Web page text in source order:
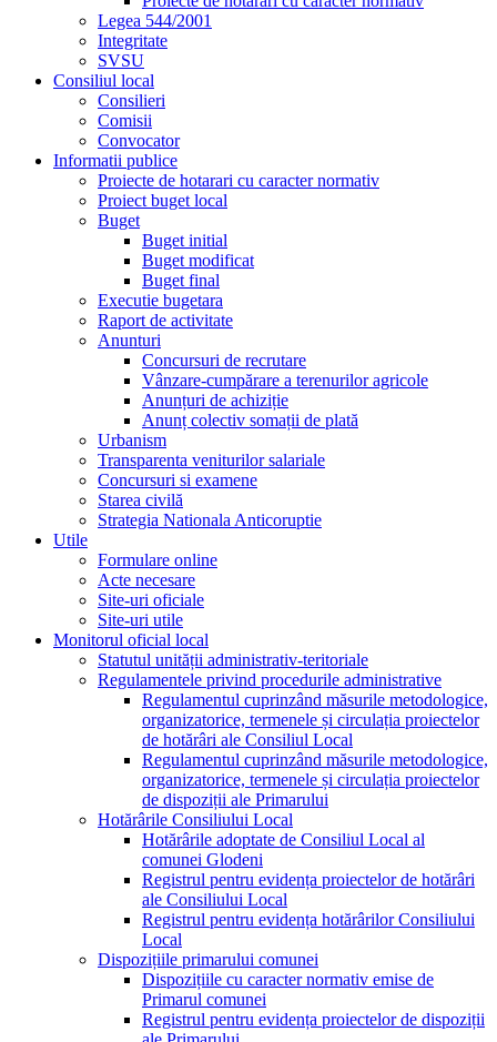
Legea 544/2001
Integritate
SVSU
Consiliul local
Consilieri
Comisii
Convocator
Informatii publice
Proiecte de hotarari cu caracter normativ
Proiect buget local
Buget
Buget initial
Buget modificat
Buget final
Executie bugetara
Raport de activitate
Anunturi
Concursuri de recrutare
Vânzare-cumpărare a terenurilor agricole
Anunțuri de achiziție
Anunț colectiv somații de plată
Urbanism
Transparenta veniturilor salariale
Concursuri si examene
Starea civilă
Strategia Nationala Anticoruptie
Utile
Formulare online
Acte necesare
Site-uri oficiale
Site-uri utile
Monitorul oficial local
Statutul unității administrativ-teritoriale
Regulamentele privind procedurile administrative
Regulamentul cuprinzând măsurile metodologice,
organizatorice, termenele și circulația proiectelor
de hotărâri ale Consiliul Local
Regulamentul cuprinzând măsurile metodologice,
organizatorice, termenele și circulația proiectelor
de dispoziții ale Primarului
Hotărârile Consiliului Local
Hotărârile adoptate de Consiliul Local al
comunei Glodeni
Registrul pentru evidența proiectelor de hotărâri
ale Consiliului Local
Registrul pentru evidența hotărârilor Consiliului
Local
Dispozițiile primarului comunei
Dispozițiile cu caracter normativ emise de
Primarul comunei
Registrul pentru evidența proiectelor de dispoziții